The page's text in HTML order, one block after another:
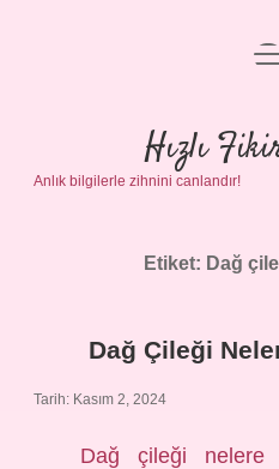
Gizlilik
Yasal
Hızlı
Anlık bilgilerle zihnini canlandır!
Etiket: Dağ
Dağ Çileği
Tarih: Kasım 2, 2024
Dağ çileği nelere